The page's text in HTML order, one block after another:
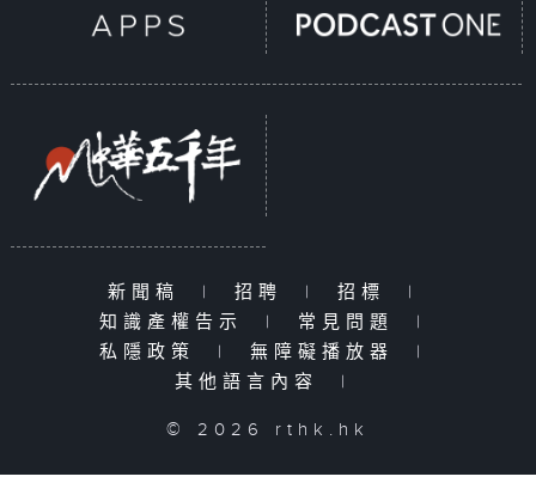
新聞稿 | 招聘 | 招標
|
知識產權告示
| 常見問題
|
私隱政策
| 無障礙播放器
|
其他語言內容
|
© 2026 rthk.hk